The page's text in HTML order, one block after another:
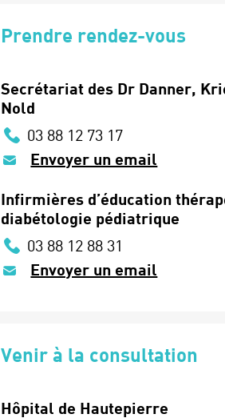
Prendre rendez-vous
Secrétariat des Dr Danner,
Nold
03 88 12 73 17
Envoyer un email
Infirmières d’éducation
diabétologie pédiatrique
03 88 12 88 31
Envoyer un email
Venir à la consultation
Hôpital de Hautepierre